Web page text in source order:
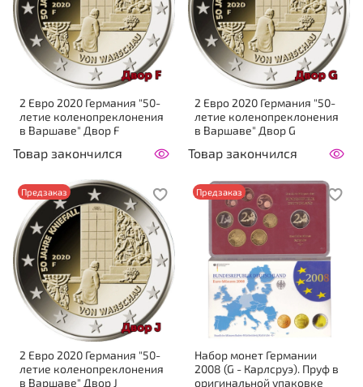
2 Евро 2020 Германия "50-
летие коленопреклонения
в Варшаве" Двор F
Товар закончился
2 Евро 2020 Германия "50-
летие коленопреклонения
в Варшаве" Двор G
Товар закончился
Предзаказ
2 Евро 2020 Германия "50-
летие коленопреклонения
в Варшаве" Двор J
Предзаказ
Набор монет Германии
2008 (G - Карлсруэ). Пруф в
оригинальной упаковке